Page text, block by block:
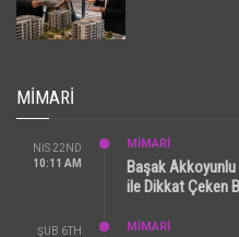
MIMARI
NIS 22ND
10:11 AM
MİMARİ
Başak Akkoyunlu
ile Dikkat Çeken
ŞUB 6TH
MİMARİ